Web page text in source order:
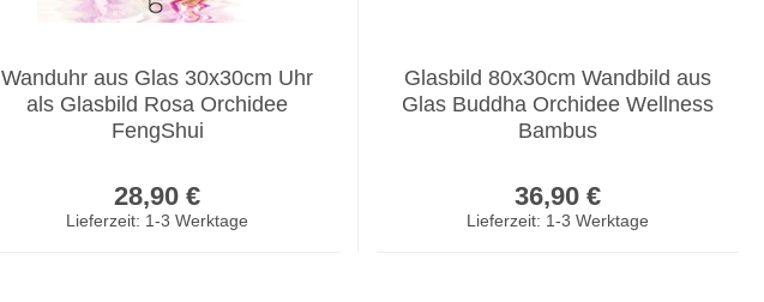
Wanduhr aus Glas 30x30cm Uhr
als Glasbild Rosa Orchidee
FengShui
28,90 €
Lieferzeit: 1-3 Werktage
Glasbild 80x30cm Wandbild aus
Glas Buddha Orchidee Wellness
Bambus
36,90 €
Lieferzeit: 1-3 Werktage